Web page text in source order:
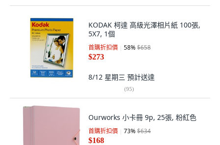
KODAK 柯達 高級光澤相片紙 100張,
5X7, 1個
首購折扣價 58%$658
$273
8/12 星期三 預計送達
(95)
Ourworks 小卡冊 9p, 25張, 粉紅色
首購折扣價 73%$634
$168